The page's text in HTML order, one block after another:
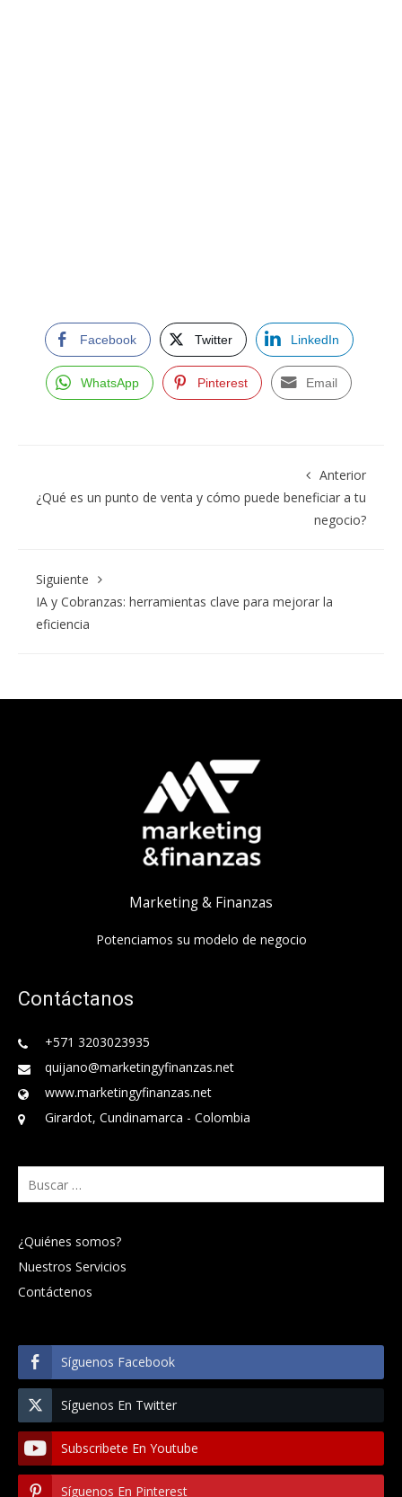
Facebook Twitter LinkedIn
WhatsApp Pinterest Email
Anterior
¿Qué es un punto de venta y cómo puede beneficiar a tu
negocio?
Siguiente
IA y Cobranzas: herramientas clave para mejorar la
eficiencia
Marketing & Finanzas
Potenciamos su modelo de negocio
Contáctanos
+571 3203023935
quijano@marketingyfinanzas.net
www.marketingyfinanzas.net
Girardot, Cundinamarca - Colombia
Buscar:
¿Quiénes somos?
Nuestros Servicios
Contáctenos
Síguenos Facebook
Síguenos En Twitter
Subscribete En Youtube
Síguenos En Pinterest